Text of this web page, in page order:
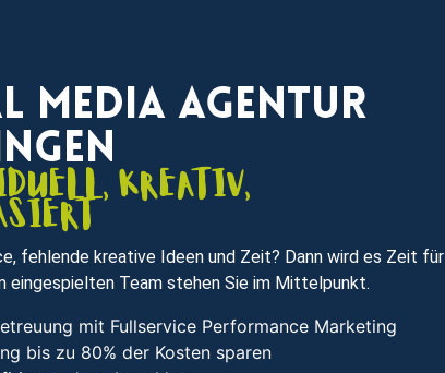
Media Agentur
kreativ,
fehlende kreative Ideen und Zeit? Dann wird es Zeit für
eingespielten Team stehen Sie im Mittelpunkt.
mit Fullservice Performance Marketing
bis zu 80% der Kosten sparen